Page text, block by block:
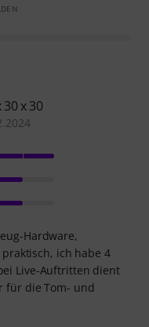
x 30
Hardware,
ich habe 4
Live-Auftritten dient
für die Tom- und